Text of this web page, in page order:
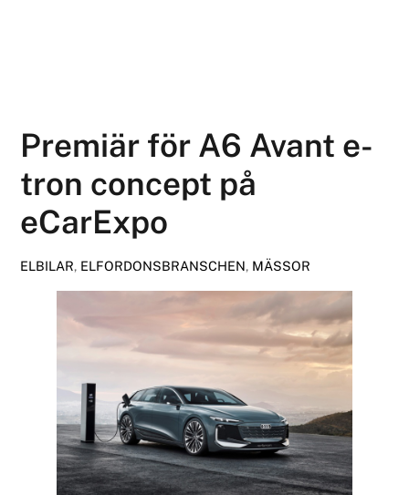
Premiär för A6 Avant e-
tron concept på
eCarExpo
ELBILAR, ELFORDONSBRANSCHEN, MÄSSOR